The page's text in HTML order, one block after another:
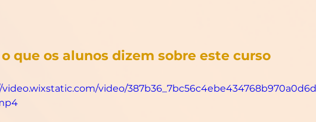
que os alunos dizem sobre este curso
video/